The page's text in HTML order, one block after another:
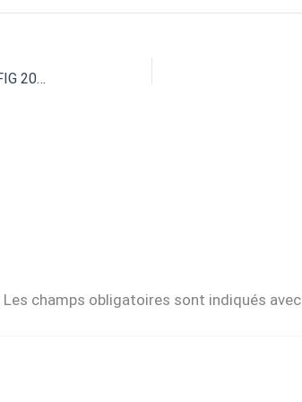
L’AFNEG et son réseau étaient présents au FIG 2021
Les champs obligatoires sont indiqués avec